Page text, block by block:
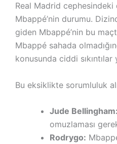
Real Madrid cephesindeki
Mbappé’nin durumu.
giden Mbappé’nin bu
Mbappé sahada
konusunda ciddi sıkıntılar
Bu eksiklikte sorumluluk
Jude Bellingham:
omuzlaması
Rodrygo: